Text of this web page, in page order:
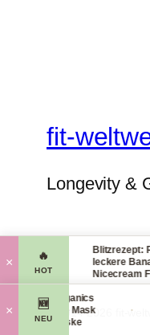
fit-
Longevity &
© 2014-2026 fit-
× 🔥
HOT
Blitzrezept:
leckere Banana
Nicecream
Eiscream
× 🆕
NEU
Organics
Face Mask